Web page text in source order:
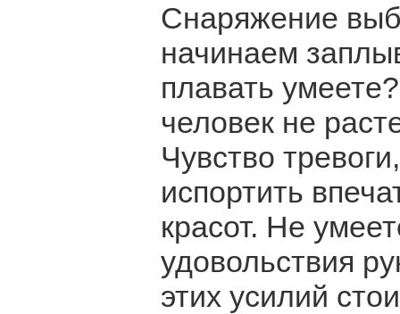
Снаряжение
начинаем
плавать
человек не
Чувство
испортить
красот. Не
удовольствия
этих усилий